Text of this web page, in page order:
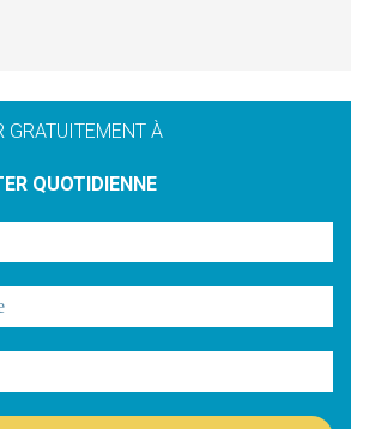
GRATUITEMENT À
QUOTIDIENNE